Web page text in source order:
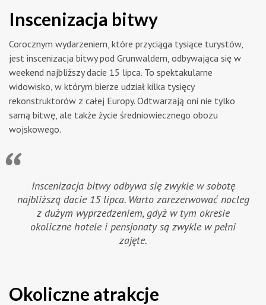
Inscenizacja bitwy
Corocznym wydarzeniem, które przyciąga tysiące turystów,
jest inscenizacja bitwy pod Grunwaldem, odbywająca się w
weekend najbliższy dacie 15 lipca. To spektakularne
widowisko, w którym bierze udział kilka tysięcy
rekonstruktorów z całej Europy. Odtwarzają oni nie tylko
samą bitwę, ale także życie średniowiecznego obozu
wojskowego.
Inscenizacja bitwy odbywa się zwykle w sobotę
najbliższą dacie 15 lipca. Warto zarezerwować nocleg
z dużym wyprzedzeniem, gdyż w tym okresie
okoliczne hotele i pensjonaty są zwykle w pełni
zajęte.
Okoliczne atrakcje